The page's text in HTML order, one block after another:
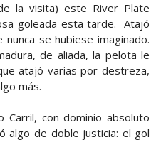
la visita) este River Plate
goleada esta tarde. Atajó
se hubiese imaginado.
de aliada, la pelota le
atajó varias por destreza,
más.
con dominio absoluto
algo de doble justicia: el gol